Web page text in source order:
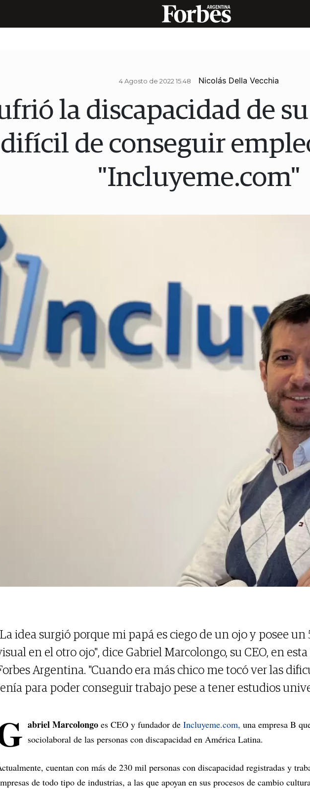
4 Agosto de 2022 15.48 Nicolás Della Vecchia
la discapacidad de
difícil de conseguir
"Incluyeme.com"
idea surgió porque mi papá es ciego de un ojo y posee un
en el otro ojo", dice Gabriel Marcolongo, su CEO, en
Argentina. "Cuando era más chico me tocó ver las
para poder conseguir trabajo pese a tener estudios
abriel Marcolongo es CEO y fundador de Incluyeme.com, una empresa B
sociolaboral de las personas con discapacidad en América Latina.
cuentan con más de 230 mil personas con discapacidad registradas y
de todo tipo de industrias, a las que apoyan en sus procesos de cambio